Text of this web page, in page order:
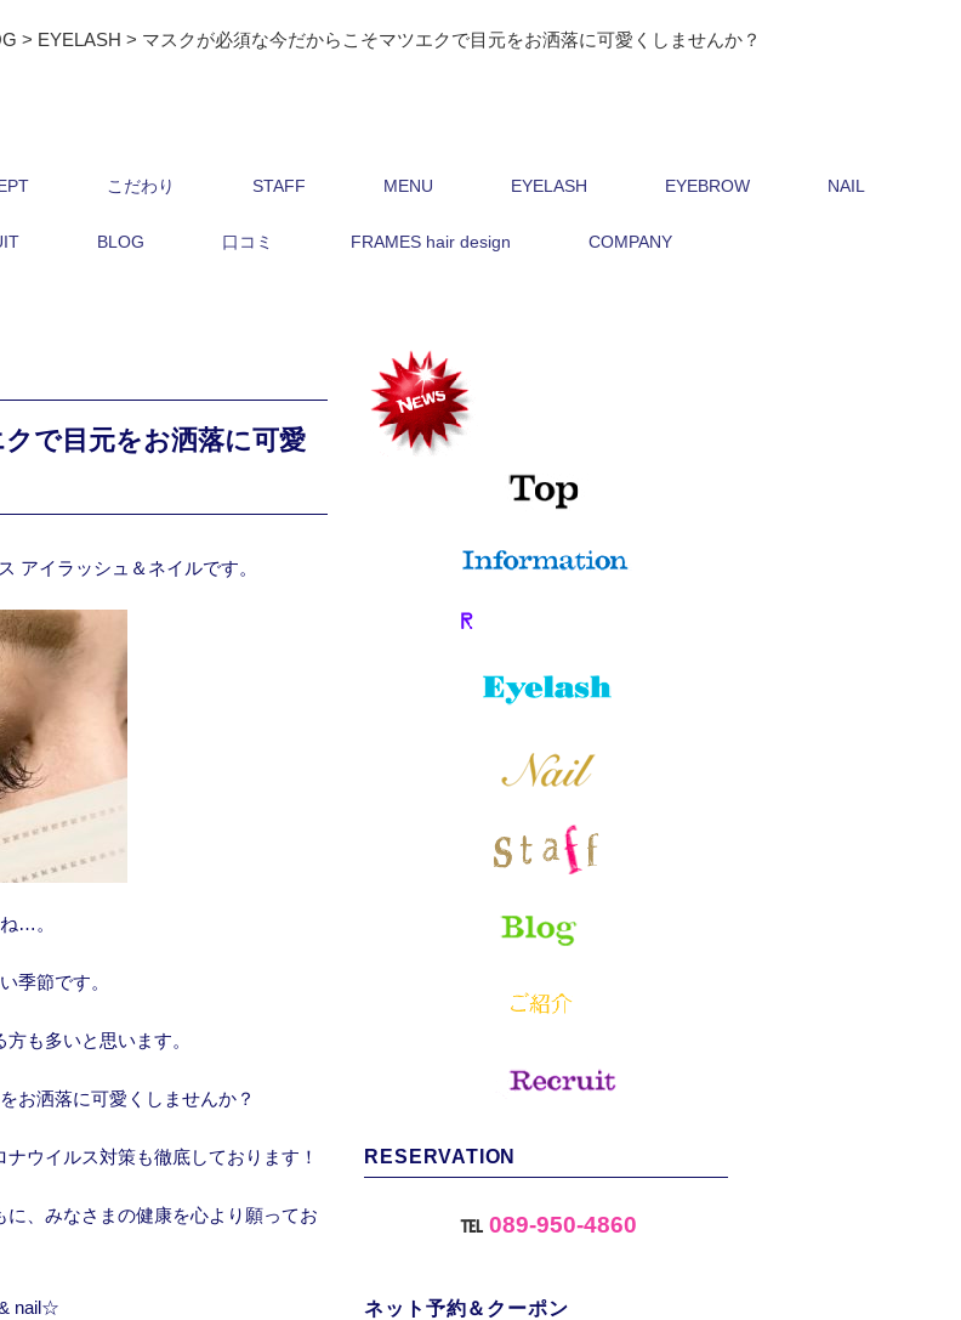
> EYELASH > マスクが必須な今だからこそマツエクで目元をお洒落に可愛くしませんか？
こだわり STAFF MENU EYELASH EYEBROW NAIL
BLOG 口コミ FRAMES hair design COMPANY
で目元をお洒落に可愛
アイラッシュ＆ネイルです。
…。
季節です。
も多いと思います。
お洒落に可愛くしませんか？
ウイルス対策も徹底しております！
、みなさまの健康を心より願ってお
nail☆
RESERVATION
℡089-950-4860
ネット予約＆クーポン